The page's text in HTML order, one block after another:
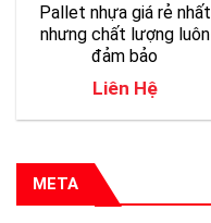
Pallet nhựa giá rẻ nhất
nhưng chất lượng luôn
đảm bảo
Liên Hệ
META